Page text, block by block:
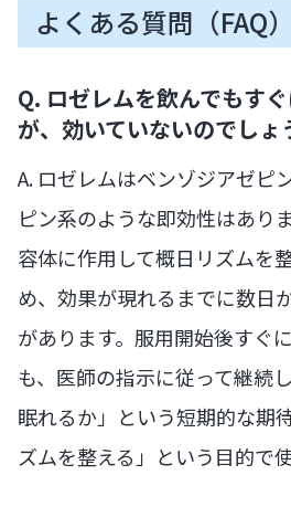
よくある質問（FAQ）
Q. ロゼレムを飲んでもす
が、効いていないのでしょ
A. ロゼレムはベンゾジアゼピ
ピン系のような即効性はあり
容体に作用して概日リズムを
め、効果が現れるまでに数日
があります。服用開始後すぐ
も、医師の指示に従って継続
眠れるか」という短期的な期
ズムを整える」という目的で